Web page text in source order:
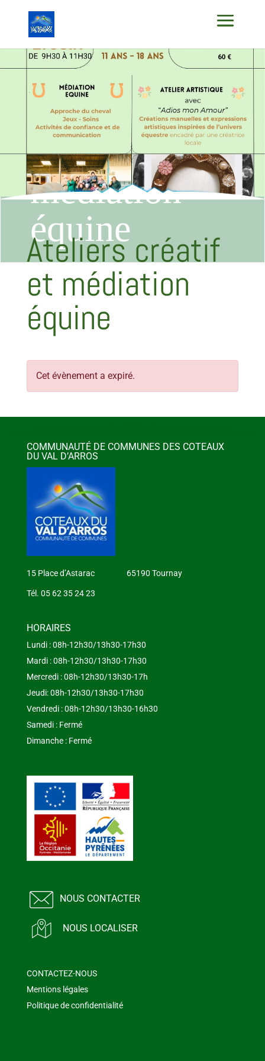
Ateliers
créatif et
médiation
équine
Ateliers créatif
et médiation
équine
Cet évènement a expiré.
COMMUNAUTÉ DE COMMUNES DES COTEAUX
DU VAL D’ARROS
15 Place d’Astarac 65190 Tournay
Tél. 05 62 35 24 23
HORAIRES
Lundi : 08h-12h30/13h30-17h30
Mardi : 08h-12h30/13h30-17h30
Mercredi : 08h-12h30/13h30-17h
Jeudi: 08h-12h30/13h30-17h30
Vendredi : 08h-12h30/13h30-16h30
Samedi : Fermé
Dimanche : Fermé
NOUS CONTACTER
NOUS LOCALISER
CONTACTEZ-NOUS
Mentions légales
Politique de confidentialité